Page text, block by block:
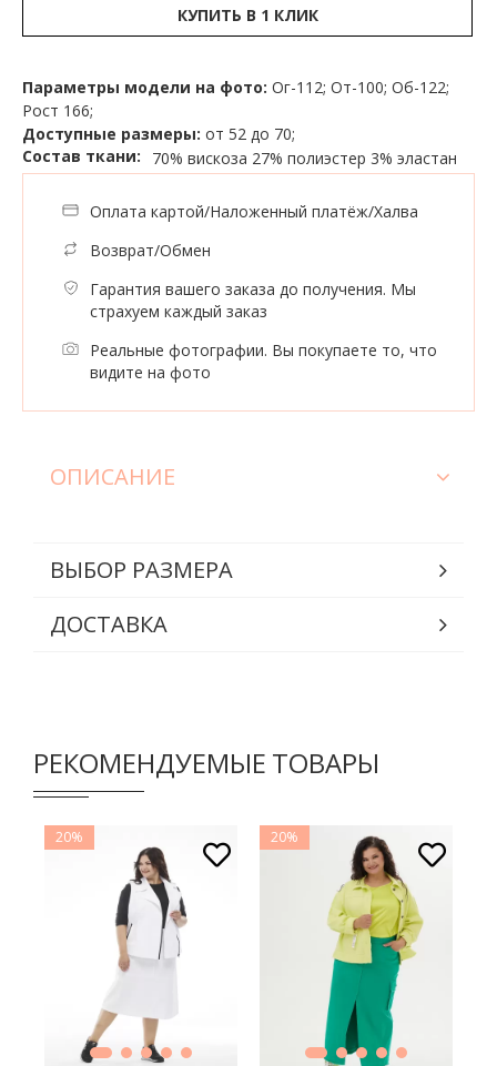
КУПИТЬ В 1 КЛИК
Параметры модели на фото: Ог-112; От-100; Об-122;
Рост 166;
Доступные размеры: от 52 до 70;
Состав ткани:
70% вискоза 27% полиэстер 3% эластан
Оплата картой/Наложенный платёж/Халва
Возврат/Обмен
Гарантия вашего заказа до получения. Мы
страхуем каждый заказ
Реальные фотографии. Вы покупаете то, что
видите на фото
ОПИСАНИЕ
ВЫБОР РАЗМЕРА
ДОСТАВКА
РЕКОМЕНДУЕМЫЕ ТОВАРЫ
20%
В КОРЗИНУ
20%
В КОРЗИНУ